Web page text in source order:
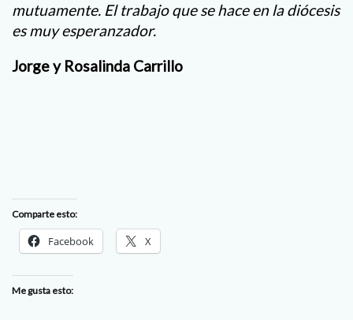
mutuamente. El trabajo que se hace en la diócesis
es muy esperanzador.
Jorge y Rosalinda Carrillo
Comparte esto:
Facebook X
Me gusta esto: